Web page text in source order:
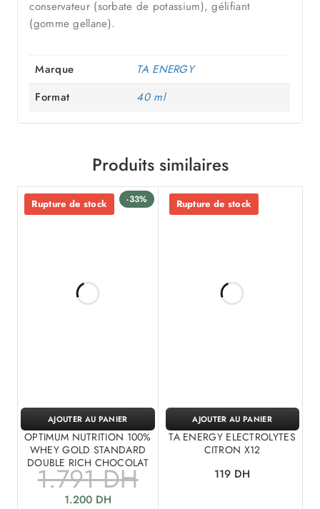
conservateur (sorbate de potassium), gélifiant
(gomme gellane).
Marque
TA ENERGY
Format
40 ml
Produits similaires
-33%
Rupture de stock
OPTIMUM NUTRITION 100%
WHEY GOLD STANDARD
DOUBLE RICH CHOCOLAT
1.791DH
1.200 DH
AJOUTER AU PANIER
Rupture de stock
TA ENERGY ELECTROLYTES
CITRON X12
119 DH
AJOUTER AU PANIER